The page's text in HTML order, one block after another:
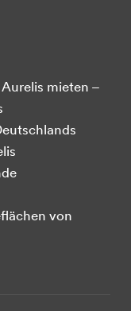
mieten –
von